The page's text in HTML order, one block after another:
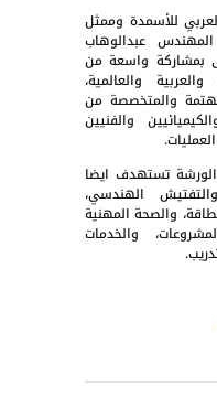
للأسمدة وممثل
المهندس عبدالوهاب
بمشاركة واسعة من
والعالمية،
والمتخصصة من
والفنيين
تستهدف ايضا
والتفتيش الهندسي،
والصحة المهنية
والخدمات